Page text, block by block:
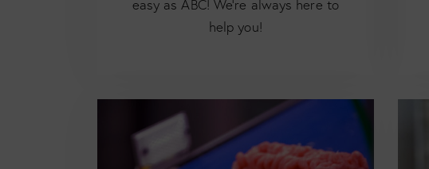
easy as ABC! We’re always here to
help you!